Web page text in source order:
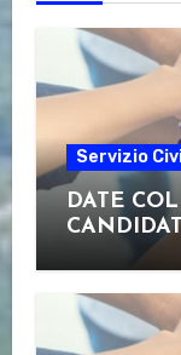
Servizio
DATE